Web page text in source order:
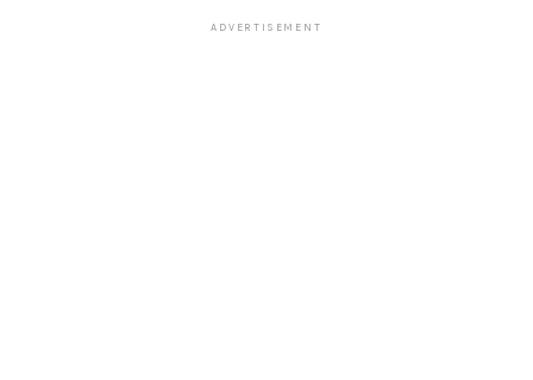
ADVERTISEMENT